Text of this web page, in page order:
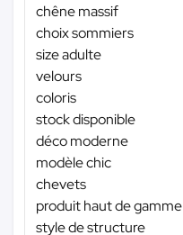
chêne massif
choix sommiers
size adulte
velours
coloris
stock disponible
déco moderne
modèle chic
chevets
produit haut de gamme
style de structure